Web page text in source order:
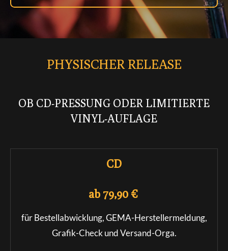
PHYSISCHER RELEASE
OB CD-PRESSUNG ODER LIMITIERTE
VINYL-AUFLAGE
CD
ab 79,90 €
für Bestellabwicklung, GEMA-Herstellermeldung,
Grafik-Check und Versand-Orga.